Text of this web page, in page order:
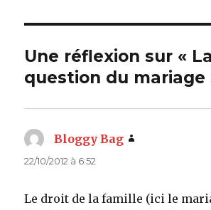
Une réflexion sur « La
question du mariage
Bloggy Bag
22/10/2012 à 6:52
Le droit de la famille (ici le